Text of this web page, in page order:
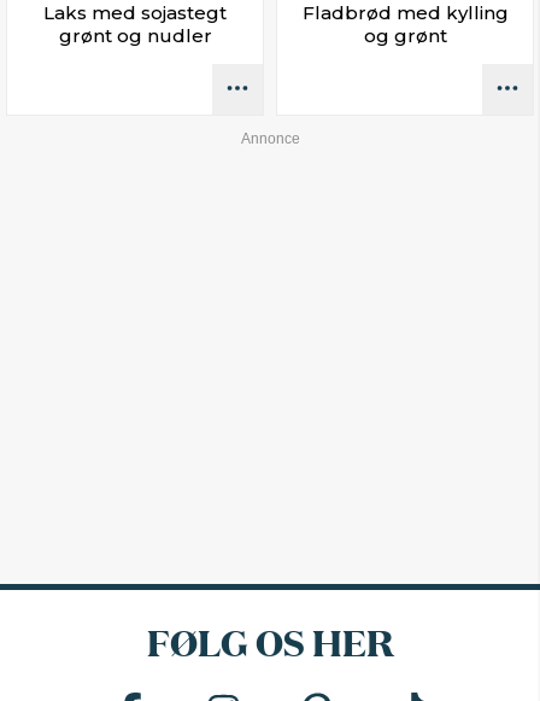
Laks med sojastegt
grønt og nudler
Fladbrød med kylling
og grønt
FØLG OS HER